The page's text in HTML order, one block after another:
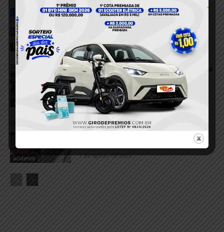
Furto
Homem é detido após furtar celular
dentro de panificadora em Itaituba
8 de agosto de 2026
VÍDEO; Caminhonete arrasta motocicleta
após acidente e deixa duas mulheres
feridas em Itaituba
7 de agosto de 2026
acidente
Balsa com calcário perde controle e
colide com embarcação no Porto de
7 de agosto de 2026